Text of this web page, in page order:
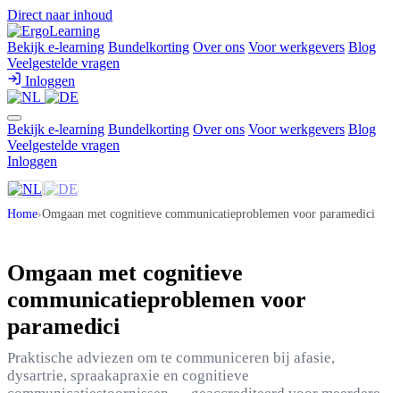
Direct naar inhoud
Bekijk e-learning Bundelkorting Over ons Voor werkgevers Blog
Veelgestelde vragen
Inloggen
Bekijk e-learning Bundelkorting Over ons Voor werkgevers Blog
Veelgestelde vragen
Inloggen
Home›Omgaan met cognitieve communicatieproblemen voor paramedici
Omgaan met cognitieve
communicatieproblemen voor
paramedici
Praktische adviezen om te communiceren bij afasie,
dysartrie, spraakapraxie en cognitieve